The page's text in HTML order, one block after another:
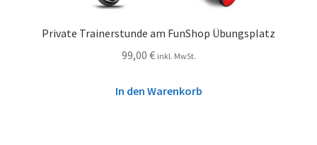
Private Trainerstunde am FunShop Übungsplatz
99,00 € inkl. MwSt.
In den Warenkorb